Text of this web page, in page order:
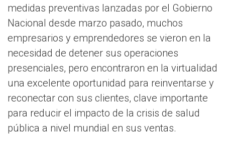
medidas preventivas lanzadas por el Gobierno
Nacional desde marzo pasado, muchos
empresarios y emprendedores se vieron en la
necesidad de detener sus operaciones
presenciales, pero encontraron en la virtualidad
una excelente oportunidad para reinventarse y
reconectar con sus clientes, clave importante
para reducir el impacto de la crisis de salud
pública a nivel mundial en sus ventas.